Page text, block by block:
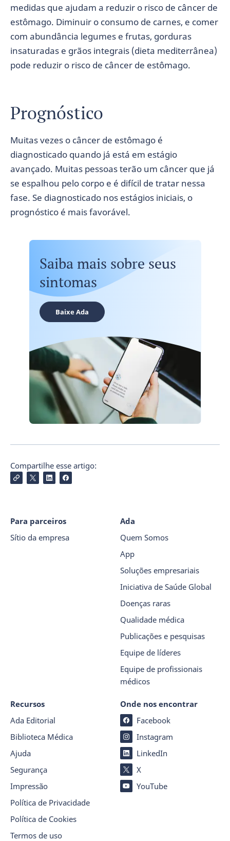
medidas que ajudam a reduzir o risco de câncer de
estômago. Diminuir o consumo de carnes, e comer
com abundância legumes e frutas, gorduras
insaturadas e grãos integrais (dieta mediterrânea)
pode reduzir o risco de câncer de estômago.
Prognóstico
Muitas vezes o câncer de estômago é
diagnosticado quando já está em estágio
avançado. Muitas pessoas terão um câncer que já
se espalhou pelo corpo e é difícil de tratar nessa
fase. Se diagnosticado nos estágios iniciais, o
prognóstico é mais favorável.
Saiba mais sobre seus
sintomas
Baixe Ada
Compartilhe esse artigo:
Para parceiros
Sítio da empresa
Ada
Quem Somos
App
Soluções empresariais
Iniciativa de Saúde Global
Doenças raras
Qualidade médica
Publicações e pesquisas
Equipe de líderes
Equipe de profissionais
médicos
Recursos
Ada Editorial
Biblioteca Médica
Ajuda
Segurança
Impressão
Política de Privacidade
Política de Cookies
Termos de uso
Onde nos encontrar
Facebook
Instagram
LinkedIn
X
YouTube